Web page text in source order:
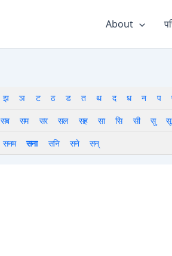
About
झ ञ ट ठ ड त थ द ध न प
सब सम सर सल सह सा सि सी सु सू
सनम सना सनि सने सन्